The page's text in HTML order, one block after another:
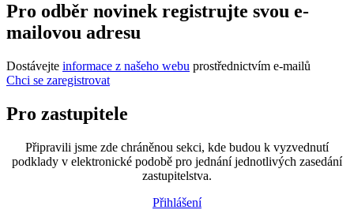
Pro odběr novinek registrujte svou e-
mailovou adresu
Dostávejte informace z našeho webu prostřednictvím e-mailů
Chci se zaregistrovat
Pro zastupitele
Připravili jsme zde chráněnou sekci, kde budou k vyzvednutí
podklady v elektronické podobě pro jednání jednotlivých zasedání
zastupitelstva.
Přihlášení